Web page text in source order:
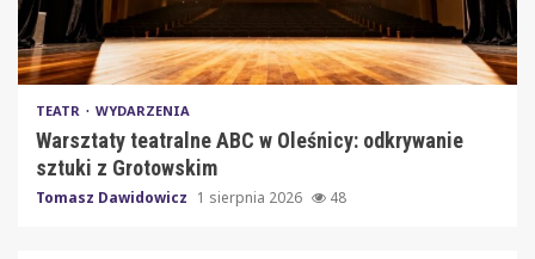
TEATR WYDARZENIA
Warsztaty teatralne ABC w Oleśnicy: odkrywanie
sztuki z Grotowskim
Tomasz Dawidowicz 1 sierpnia 2026 48